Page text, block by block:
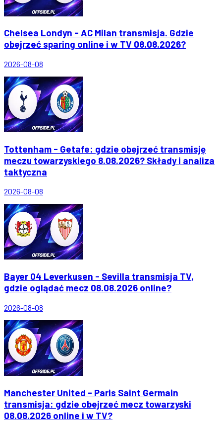
Chelsea Londyn - AC Milan transmisja. Gdzie
obejrzeć sparing online i w TV 08.08.2026?
2026-08-08
Tottenham - Getafe: gdzie obejrzeć transmisję
meczu towarzyskiego 8.08.2026? Składy i analiza
taktyczna
2026-08-08
Bayer 04 Leverkusen - Sevilla transmisja TV,
gdzie oglądać mecz 08.08.2026 online?
2026-08-08
Manchester United - Paris Saint Germain
transmisja: gdzie obejrzeć mecz towarzyski
08.08.2026 online i w TV?